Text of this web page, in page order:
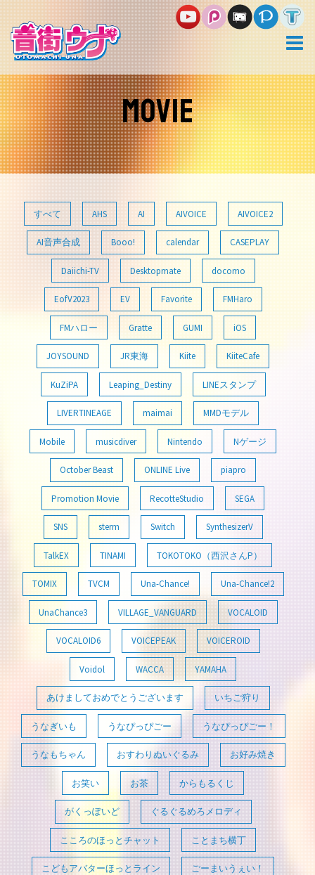
コ
ン
テ
ン
ツ
へ
ス
キ
ッ
プ
MOVIE
すべて AHS AI AIVOICE AIVOICE2
AI音声合成 Booo! calendar CASEPLAY
Daiichi-TV Desktopmate docomo
EofV2023 EV Favorite FMHaro
FMハロー Gratte GUMI iOS
JOYSOUND JR東海 Kiite KiiteCafe
KuZiPA Leaping_Destiny LINEスタンプ
LIVERTINEAGE maimai MMDモデル
Mobile musicdiver Nintendo Nゲージ
October Beast ONLINE Live piapro
Promotion Movie RecotteStudio SEGA
SNS sterm Switch SynthesizerV
TalkEX TINAMI TOKOTOKO（西沢さんP）
TOMIX TVCM Una-Chance! Una-Chance!2
UnaChance3 VILLAGE_VANGUARD VOCALOID
VOCALOID6 VOICEPEAK VOICEROID
Voidol WACCA YAMAHA
あけましておめでとうございます いちご狩り
うなぎいも うなぴっぴごー うなぴっぴごー！
うなもちゃん おすわりぬいぐるみ お好み焼き
お笑い お茶 からもるくじ
がくっぽいど ぐるぐるめろメロディ
こころのほっとチャット ことまち横丁
こどもアバターほっとライン ごーまいうぇい！